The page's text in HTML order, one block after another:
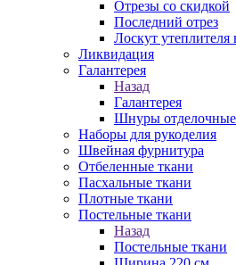
Отрезы со скидкой
Последний отрез
Лоскут утеплителя
Ликвидация
Галантерея
Назад
Галантерея
Шнуры отделочные
Наборы для рукоделия
Швейная фурнитура
Отбеленные ткани
Пасхальные ткани
Плотные ткани
Постельные ткани
Назад
Постельные ткани